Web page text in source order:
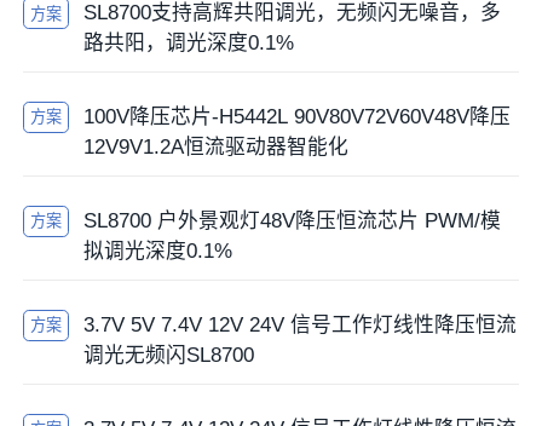
方案
SL8700支持高辉共阳调光，无频闪无噪音，多
路共阳，调光深度0.1%
方案
100V降压芯片-H5442L 90V80V72V60V48V降压
12V9V1.2A恒流驱动器智能化
方案
SL8700 户外景观灯48V降压恒流芯片 PWM/模
拟调光深度0.1%
方案
3.7V 5V 7.4V 12V 24V 信号工作灯线性降压恒流
调光无频闪SL8700